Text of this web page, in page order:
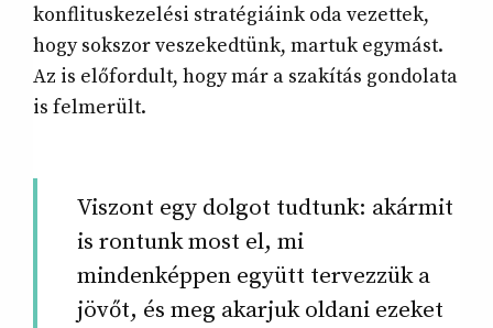
konflituskezelési stratégiáink oda vezettek,
hogy sokszor veszekedtünk, martuk egymást.
Az is előfordult, hogy már a szakítás gondolata
is felmerült.
Viszont egy dolgot tudtunk: akármit
is rontunk most el, mi
mindenképpen együtt tervezzük a
jövőt, és meg akarjuk oldani ezeket